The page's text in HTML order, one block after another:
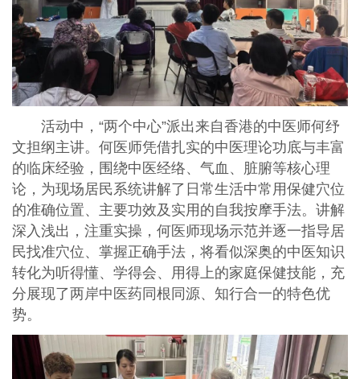
活动中，“两个中心”派出来自香港的中医师何纾
文担纲主讲。何医师凭借扎实的中医理论功底与丰富
的临床经验，围绕中医经络、气血、脏腑等核心理
论，为现场居民系统讲解了日常生活中常用保健穴位
的准确位置、主要功效及实用的自我按摩手法。讲解
深入浅出，注重实操，何医师现场示范并逐一指导居
民找准穴位、掌握正确手法，将看似深奥的中医知识
转化为听得懂、学得会、用得上的家庭保健技能，充
分展现了两岸中医药同根同源、知行合一的特色优
势。